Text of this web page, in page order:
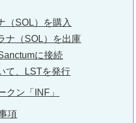
（SOL）を購入
ナ（SOL）を出庫
に接続
て、LSTを発行
クン「INF」
項